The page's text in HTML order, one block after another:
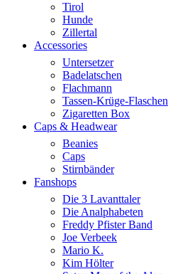
Tirol
Hunde
Zillertal
Accessories
Untersetzer
Badelatschen
Flachmann
Tassen-Krüge-Flaschen
Zigaretten Box
Caps & Headwear
Beanies
Caps
Stirnbänder
Fanshops
Die 3 Lavanttaler
Die Analphabeten
Freddy Pfister Band
Joe Verbeek
Mario K.
Kim Hölter